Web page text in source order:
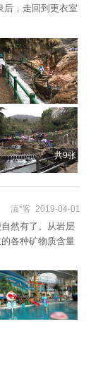
后，走回到更衣室
冰冷刺骨啊，没想
上才暖和起来。不
了，那叫一个舒
又方便，点个赞
共9张
滇*客 2019-04-01
然有了。从岩层
各种矿物质含量